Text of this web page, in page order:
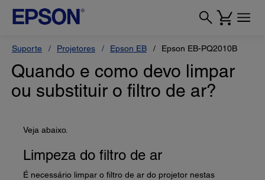
Suporte Projetores Epson EB Epson EB-PQ2010B
Quando e como devo limpar
ou substituir o filtro de ar?
Veja abaixo.
Limpeza do filtro de ar
É necessário limpar o filtro de ar do projetor nestas